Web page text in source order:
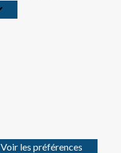
Voir les préférences